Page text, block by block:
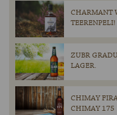
CHARMANT
TEERENPELI!
ZUBR
LAGER.
CHIMAY
CHIMAY 175